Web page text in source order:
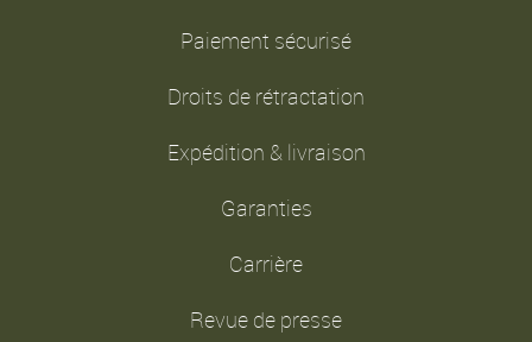
Paiement sécurisé
Droits de rétractation
Expédition & livraison
Garanties
Carrière
Revue de presse